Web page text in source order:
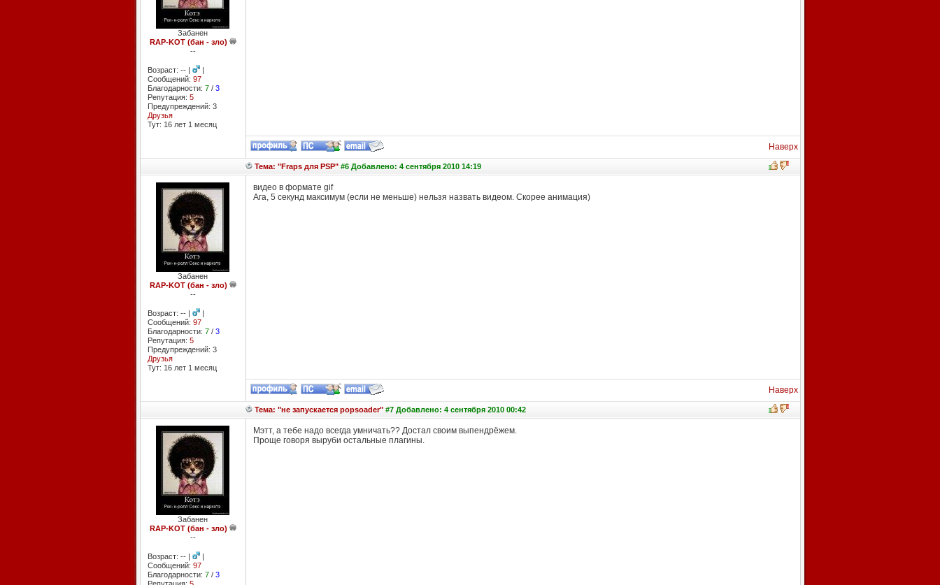
Забанен
RAP-KOT (бан - зло)
--
Возраст: -- |
|
Сообщений: 97
Благодарности: 7/ 3
Репутация: 5
Предупреждений: 3
Друзья
Тут: 16 лет 1 месяц
Наверх
Тема: "Fraps для PSP"#6 Добавлено: 4 сентября 2010 14:19
Забанен
RAP-KOT (бан - зло)
--
Возраст: -- |
|
Сообщений: 97
Благодарности: 7/ 3
Репутация: 5
Предупреждений: 3
Друзья
Тут: 16 лет 1 месяц
видео в формате gif
Ага, 5 секунд максимум (если не меньше) нельзя назвать видеом. Скорее анимация)
Наверх
Тема: "не запускается popsoader"#7 Добавлено: 4 сентября 2010 00:42
Забанен
RAP-KOT (бан - зло)
--
Возраст: -- |
|
Сообщений: 97
Благодарности: 7/ 3
Мэтт, а тебе надо всегда умничать?? Достал своим выпендрёжем.
Проще говоря выруби остальные плагины.